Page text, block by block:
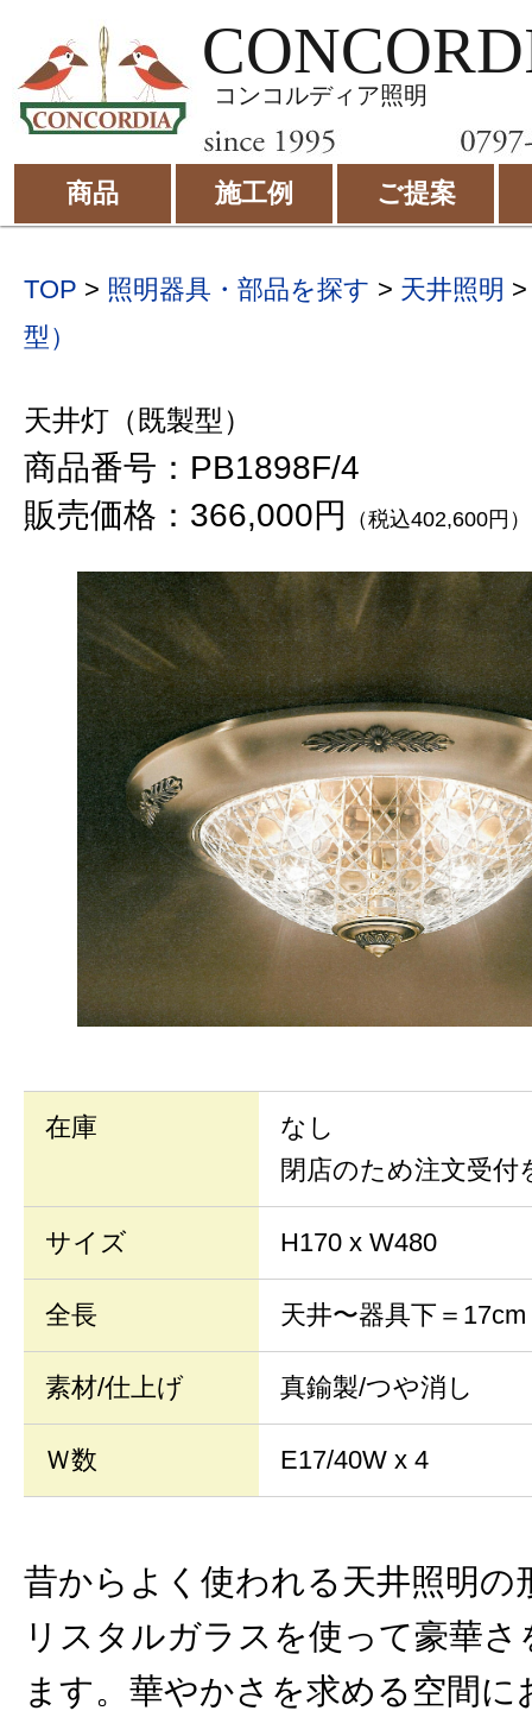
コンコルディア照明
商品 施工例 ご提案
TOP > 照明器具・部品を探す > 天井照明
型）
天井灯（既製型）
商品番号：PB1898F/4
販売価格：366,000円
（税込402,600円）
在庫
なし
閉店のため注文受付
サイズ H170 x W480
全長 天井〜器具下＝17cm
素材/仕上げ 真鍮製/つや消し
Ｗ数 E17/40W x 4
昔からよく使われる天井照明の
リスタルガラスを使って豪華
ます。華やかさを求める空間に